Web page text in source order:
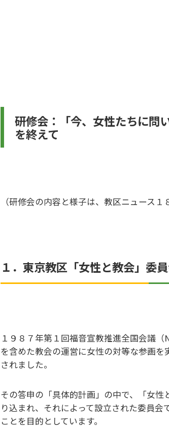
研修会：「今、女性たちに問
を終えて
（研修会の内容と様子は、教区ニュース１
１．東京教区「女性と教会」委
１９８７年第１回福音宣教推進全国会議
を含めた教会の運営に女性の対等な参画
されました。
その答申の「具体的計画」の中で、「女
り込まれ、それによって設立された委員
ことを目的としています。